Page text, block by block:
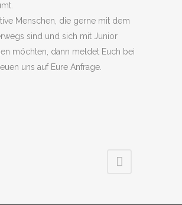
Menschen, die gerne mit dem
sind und sich mit Junior
möchten, dann meldet Euch bei
uns auf Eure Anfrage.